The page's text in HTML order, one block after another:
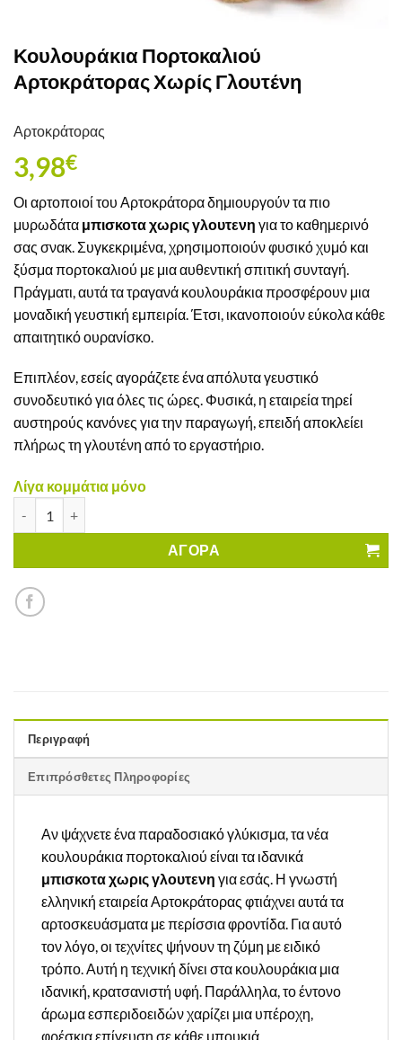
Κουλουράκια Πορτοκαλιού
Αρτοκράτορας Χωρίς Γλουτένη
Αρτοκράτορας
3,98€
Οι αρτοποιοί του Αρτοκράτορα δημιουργούν τα πιο
μυρωδάτα μπισκοτα χωρις γλουτενη για το καθημερινό
σας σνακ. Συγκεκριμένα, χρησιμοποιούν φυσικό χυμό και
ξύσμα πορτοκαλιού με μια αυθεντική σπιτική συνταγή.
Πράγματι, αυτά τα τραγανά κουλουράκια προσφέρουν μια
μοναδική γευστική εμπειρία. Έτσι, ικανοποιούν εύκολα κάθε
απαιτητικό ουρανίσκο.
Επιπλέον, εσείς αγοράζετε ένα απόλυτα γευστικό
συνοδευτικό για όλες τις ώρες. Φυσικά, η εταιρεία τηρεί
αυστηρούς κανόνες για την παραγωγή, επειδή αποκλείει
πλήρως τη γλουτένη από το εργαστήριο.
Λίγα κομμάτια μόνο
ΑΓΟΡΑ
Περιγραφή
Επιπρόσθετες Πληροφορίες
Αν ψάχνετε ένα παραδοσιακό γλύκισμα, τα νέα
κουλουράκια πορτοκαλιού είναι τα ιδανικά
μπισκοτα χωρις γλουτενη για εσάς. Η γνωστή
ελληνική εταιρεία Αρτοκράτορας φτιάχνει αυτά τα
αρτοσκευάσματα με περίσσια φροντίδα. Για αυτό
τον λόγο, οι τεχνίτες ψήνουν τη ζύμη με ειδικό
τρόπο. Αυτή η τεχνική δίνει στα κουλουράκια μια
ιδανική, κρατσανιστή υφή. Παράλληλα, το έντονο
άρωμα εσπεριδοειδών χαρίζει μια υπέροχη,
φρέσκια επίγευση σε κάθε μπουκιά.